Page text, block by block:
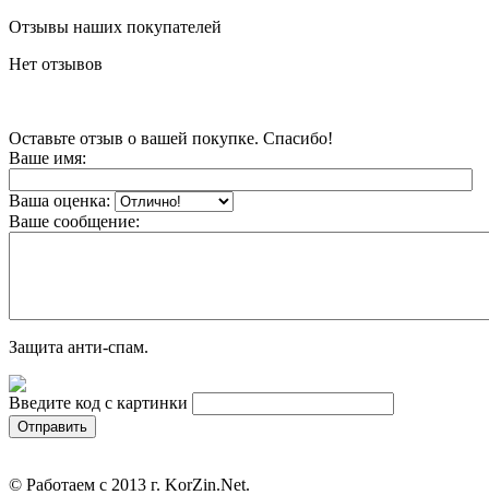
Отзывы наших покупателей
Нет отзывов
Оставьте отзыв о вашей покупке. Спасибо!
Ваше имя:
Ваша оценка:
Ваше сообщение:
Защита анти-спам.
Введите код с картинки
© Работаем с 2013 г. KorZin.Net.